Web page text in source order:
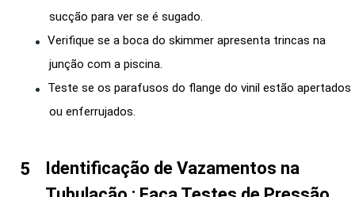
sucção para ver se é sugado.
Verifique se a boca do skimmer apresenta trincas na
junção com a piscina.
Teste se os parafusos do flange do vinil estão apertados
ou enferrujados.
Identificação de Vazamentos na